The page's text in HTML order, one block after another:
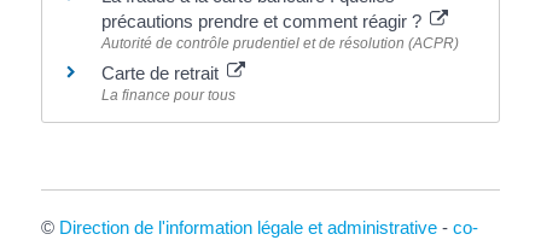
précautions prendre et comment réagir ?
Autorité de contrôle prudentiel et de résolution (ACPR)
Carte de retrait
La finance pour tous
© Direction de l'information légale et administrative- co-